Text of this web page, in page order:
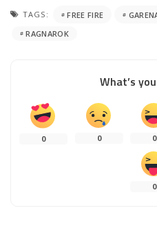
TAGS: FREE FIRE
RAGNAROK
What’s
0 0 0
0